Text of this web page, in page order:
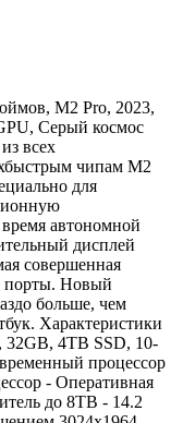
М2 Pro, 2023,
Серый космос
всех
чипам M2
для
автономной
дисплей
совершенная
порты. Новый
больше, чем
Характеристики
32GB, 4TB SSD, 10-
процессор
- Оперативная
до 8TB - 14.2